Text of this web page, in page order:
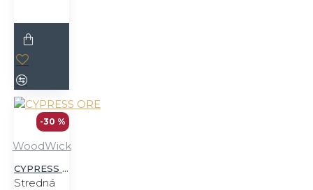
-30 %
WoodWick
CYPRESS ORE
Stredná